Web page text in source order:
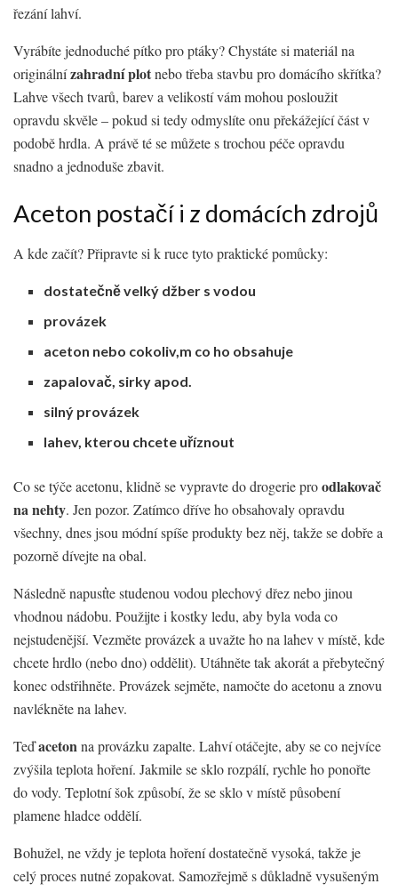
řezání lahví.
Vyrábíte jednoduché pítko pro ptáky? Chystáte si materiál na
originálnízahradní plotnebo třeba stavbu pro domácího skřítka?
Lahve všech tvarů, barev a velikostí vám mohou posloužit
opravdu skvěle – pokud si tedy odmyslíte onu překážející část v
podobě hrdla. A právě té se můžete s trochou péče opravdu
snadno a jednoduše zbavit.
Aceton postačí i z domácích zdrojů
A kde začít? Připravte si k ruce tyto praktické pomůcky:
dostatečně velký džber s vodou
provázek
aceton nebo cokoliv,m co ho obsahuje
zapalovač, sirky apod.
silný provázek
lahev, kterou chcete uříznout
Co se týče acetonu, klidně se vypravte do drogerie proodlakovač
na nehty. Jen pozor. Zatímco dříve ho obsahovaly opravdu
všechny, dnes jsou módní spíše produkty bez něj, takže se dobře a
pozorně dívejte na obal.
Následně napusťte studenou vodou plechový dřez nebo jinou
vhodnou nádobu. Použijte i kostky ledu, aby byla voda co
nejstudenější. Vezměte provázek a uvažte ho na lahev v místě, kde
chcete hrdlo (nebo dno) oddělit). Utáhněte tak akorát a přebytečný
konec odstřihněte. Provázek sejměte, namočte do acetonu a znovu
navlékněte na lahev.
Teďacetonna provázku zapalte. Lahví otáčejte, aby se co nejvíce
zvýšila teplota hoření. Jakmile se sklo rozpálí, rychle ho ponořte
do vody. Teplotní šok způsobí, že se sklo v místě působení
plamene hladce oddělí.
Bohužel, ne vždy je teplota hoření dostatečně vysoká, takže je
celý proces nutné zopakovat. Samozřejmě s důkladně vysušeným